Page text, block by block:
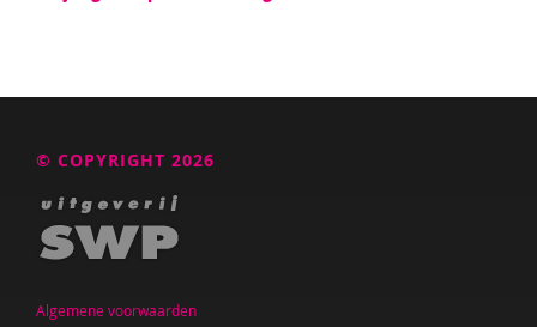
© COPYRIGHT 2026
Algemene voorwaarden